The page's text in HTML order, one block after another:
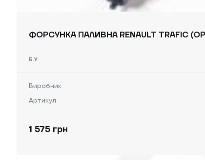
ФОРСУНКА ПАЛИВНА RENAULT TRAFIC
Б.У.
Виробник
Артикул
1 575 грн